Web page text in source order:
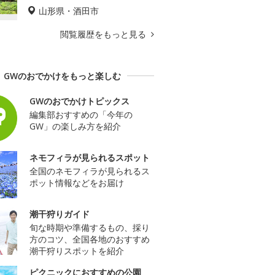
山形県・酒田市
閲覧履歴をもっと見る
GWのおでかけをもっと楽しむ
GWのおでかけトピックス
編集部おすすめの「今年の
GW」の楽しみ方を紹介
ネモフィラが見られるスポット
全国のネモフィラが見られるス
ポット情報などをお届け
潮干狩りガイド
旬な時期や準備するもの、採り
方のコツ、全国各地のおすすめ
潮干狩りスポットを紹介
ピクニックにおすすめの公園